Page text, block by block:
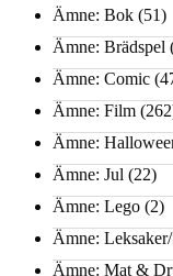
Ämne: Bok (51)
Ämne: Brädspel
Ämne: Comic
Ämne: Film
Ämne:
Ämne: Jul (22)
Ämne: Lego (2)
Ämne:
Ämne: Mat &